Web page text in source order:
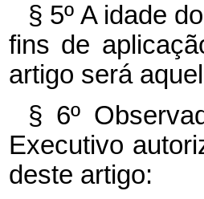
§ 5º A idade
fins de
artigo será
§ 6º
Executivo
deste artigo: